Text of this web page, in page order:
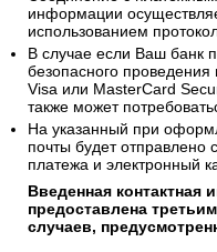
информации
использованием
В случае если Ваш банк
безопасного
Visa или MasterCard
также может
На указанный при
почты будет отправлено
платежа и электронный
Введенная контактная
предоставлена
случаев,